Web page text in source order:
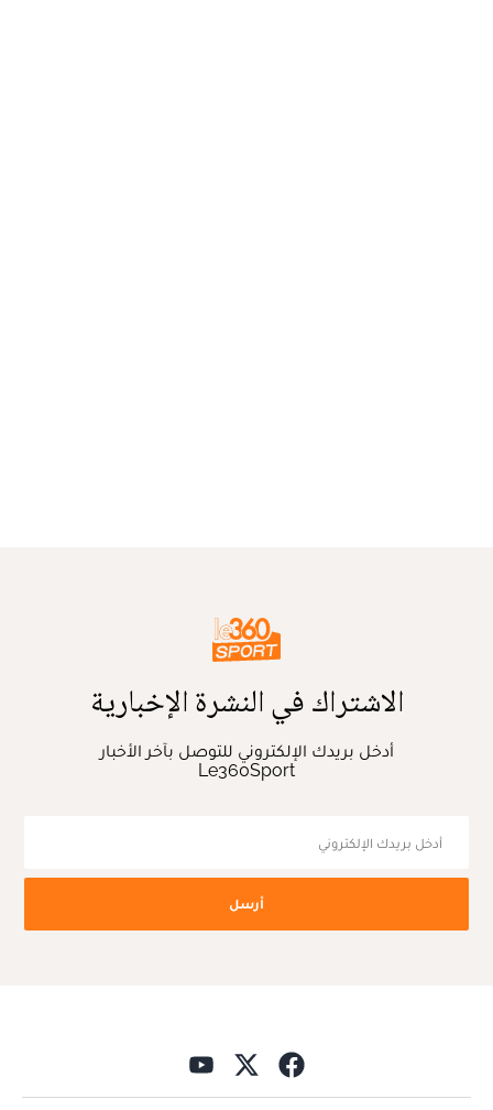
الاشتراك في النشرة الإخبارية
أدخل بريدك الإلكتروني للتوصل بآخر الأخبار
Le360Sport
أرسل